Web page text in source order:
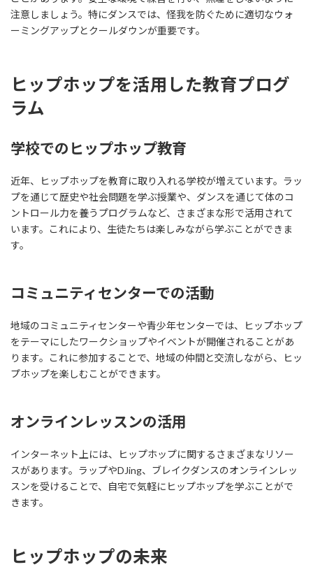
注意しましょう。特にダンスでは、怪我を防ぐために適切なウォ
ーミングアップとクールダウンが重要です。
ヒップホップを活用した教育プログ
ラム
学校でのヒップホップ教育
近年、ヒップホップを教育に取り入れる学校が増えています。ラッ
プを通じて歴史や社会問題を学ぶ授業や、ダンスを通じて体のコ
ントロール力を養うプログラムなど、さまざまな形で活用されて
います。これにより、生徒たちは楽しみながら学ぶことができま
す。
コミュニティセンターでの活動
地域のコミュニティセンターや青少年センターでは、ヒップホップ
をテーマにしたワークショップやイベントが開催されることがあ
ります。これに参加することで、地域の仲間と交流しながら、ヒッ
プホップを楽しむことができます。
オンラインレッスンの活用
インターネット上には、ヒップホップに関するさまざまなリソー
スがあります。ラップやDJing、ブレイクダンスのオンラインレッ
スンを受けることで、自宅で気軽にヒップホップを学ぶことがで
きます。
ヒップホップの未来